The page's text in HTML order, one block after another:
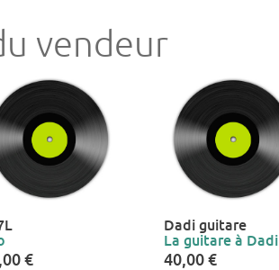
vendeur
€
Dadi guitare
La guitare à Dadi
40,00 €